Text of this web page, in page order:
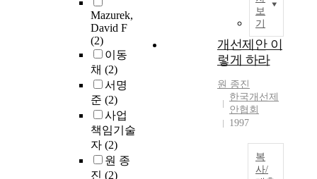
Mazurek,
David F
(2)
이동
채 (2)
서명
준 (2)
사업
책임기술
자 (2)
원 종
진 (2)
보
기
개선제안 이
렇게 하라
원 종진
한국개선제
안협회
1997
복
사/